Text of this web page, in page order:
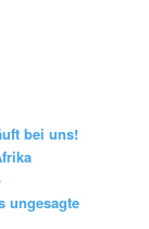
bei uns!
ungesagte